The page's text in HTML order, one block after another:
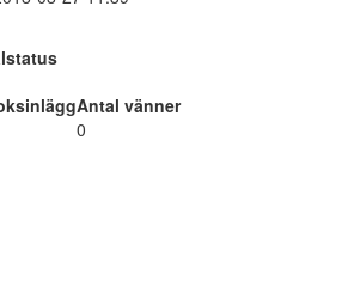
Antal vänner
0